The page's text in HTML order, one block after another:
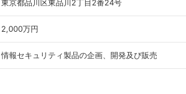
東京都品川区東品川2丁目2番24号
2,000万円
情報セキュリティ製品の企画、開発及び販売